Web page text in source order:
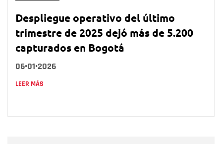
Despliegue operativo del último
trimestre de 2025 dejó más de 5.200
capturados en Bogotá
06•01•2026
LEER MÁS